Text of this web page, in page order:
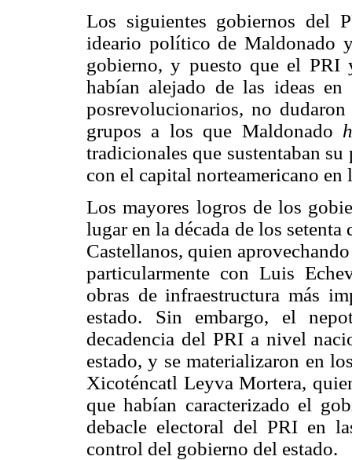
Los siguientes gobiernos del
ideario político de Maldonado
gobierno, y puesto que el PRI
habían alejado de las ideas
posrevolucionarios, no
grupos a los que Maldonado
tradicionales que sustentaban
con el capital norteamericano en
Los mayores logros de los
lugar en la década de los
Castellanos, quien
particularmente con Luis
obras de infraestructura más
estado. Sin embargo, el
decadencia del PRI a nivel
estado, y se materializaron en
Xicoténcatl Leyva Mortera,
que habían caracterizado el
debacle electoral del PRI en
control del gobierno del estado.